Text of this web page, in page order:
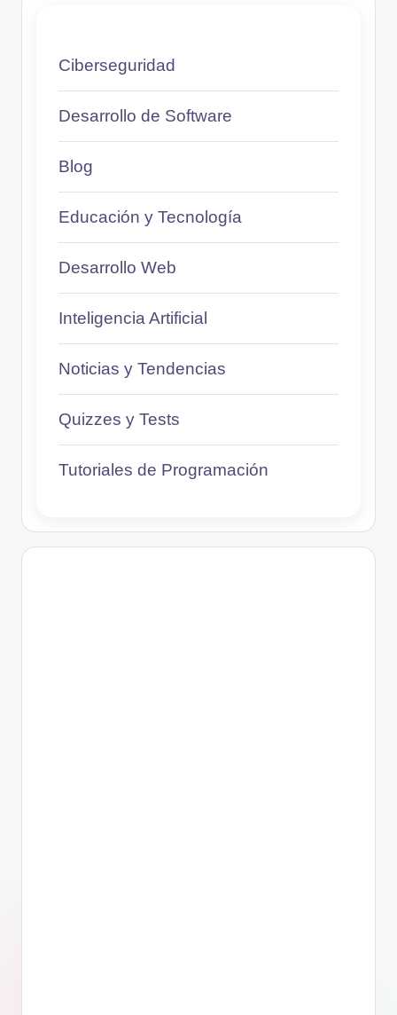
Ciberseguridad
Desarrollo de Software
Blog
Educación y Tecnología
Desarrollo Web
Inteligencia Artificial
Noticias y Tendencias
Quizzes y Tests
Tutoriales de Programación